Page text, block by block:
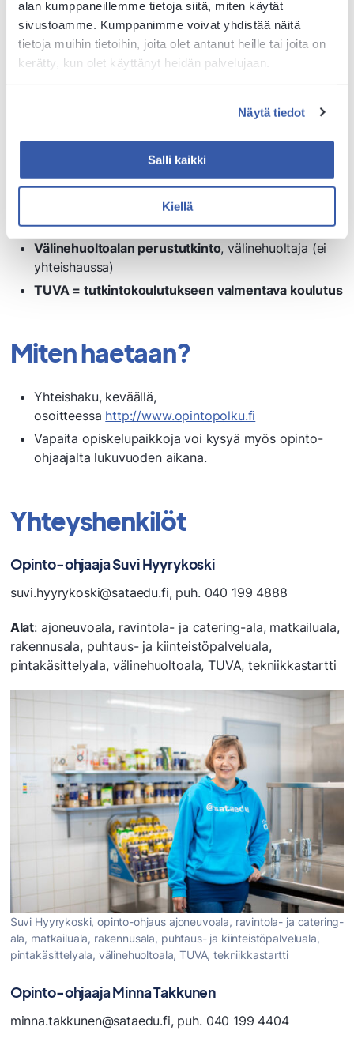
alan kumppaneillemme tietoja siitä, miten käytät
sivustoamme. Kumppanimme voivat yhdistää näitä
tietoja muihin tietoihin, joita olet antanut heille tai joita on
kerätty, kun olet käyttänyt heidän palvelujaan.
Näytä tiedot
Salli kaikki
Kiellä
levyseppähitsaaja
Liiketoiminnan perustutkinto,merkonomi
Pintakäsittelyalan perustutkinto,
maalari
, talonrakentaja
Ravintola- ja catering-alan perustutkinto, tarjoilija,
Sosiaali- ja terveysalan perustutkinto, lähihoitaja
Sähkö- ja automaatioalan perustutkinto
automaatioasentaja, sähköasentaja
Välinehuoltoalan perustutkinto, välinehuoltaja (ei
yhteishaussa)
TUVA = tutkintokoulutukseen valmentava koulutus
Miten haetaan?
Yhteishaku, keväällä,
osoitteessa http://www.opintopolku.fi
Vapaita opiskelupaikkoja voi kysyä myös opinto-
ohjaajalta lukuvuoden aikana.
Yhteyshenkilöt
Opinto-ohjaaja Suvi Hyyrykoski
suvi.hyyrykoski@sataedu.fi, puh. 040 199 4888
Alat: ajoneuvoala, ravintola- ja catering-ala, matkailuala,
rakennusala, puhtaus- ja kiinteistöpalveluala,
pintakäsittelyala, välinehuoltoala, TUVA, tekniikkastartti
Suvi Hyyrykoski, opinto-ohjaus ajoneuvoala, ravintola- ja catering-
ala, matkailuala, rakennusala, puhtaus- ja kiinteistöpalveluala,
pintakäsittelyala, välinehuoltoala, TUVA, tekniikkastartti
Opinto-ohjaaja Minna Takkunen
minna.takkunen@sataedu.fi, puh. 040 199 4404